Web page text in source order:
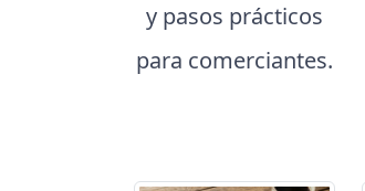
y pasos prácticos
para comerciantes.